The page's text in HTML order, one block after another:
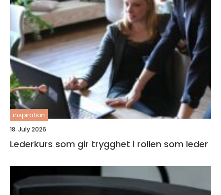
inspiration
18. July 2026
Lederkurs som gir trygghet i rollen som leder